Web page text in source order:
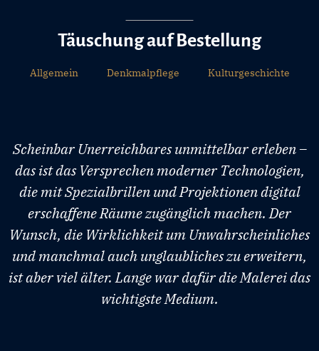
Täuschung auf Bestellung
Allgemein Denkmalpflege Kulturgeschichte
Scheinbar Unerreichbares unmittelbar erleben –
das ist das Versprechen moderner Technologien,
die mit Spezialbrillen und Projektionen digital
erschaffene Räume zugänglich machen. Der
Wunsch, die Wirklichkeit um Unwahrscheinliches
und manchmal auch unglaubliches zu erweitern,
ist aber viel älter. Lange war dafür die Malerei das
wichtigste Medium.